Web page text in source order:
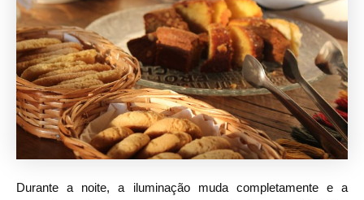
Durante a noite, a iluminação muda completamente e a